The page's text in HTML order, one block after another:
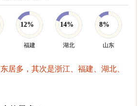
12%
福建
14%
湖北
8%
山东
居多，其次是浙江、福建、湖北、